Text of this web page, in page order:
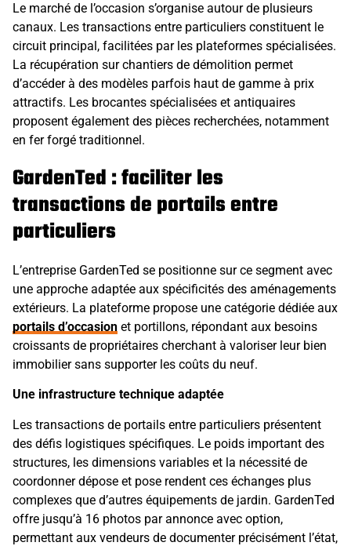
Le marché de l’occasion s’organise autour de plusieurs
canaux. Les transactions entre particuliers constituent le
circuit principal, facilitées par les plateformes spécialisées.
La récupération sur chantiers de démolition permet
d’accéder à des modèles parfois haut de gamme à prix
attractifs. Les brocantes spécialisées et antiquaires
proposent également des pièces recherchées, notamment
en fer forgé traditionnel.
GardenTed : faciliter les
transactions de portails entre
particuliers
L’entreprise GardenTed se positionne sur ce segment avec
une approche adaptée aux spécificités des aménagements
extérieurs. La plateforme propose une catégorie dédiée aux
portails d’occasion et portillons, répondant aux besoins
croissants de propriétaires cherchant à valoriser leur bien
immobilier sans supporter les coûts du neuf.
Une infrastructure technique adaptée
Les transactions de portails entre particuliers présentent
des défis logistiques spécifiques. Le poids important des
structures, les dimensions variables et la nécessité de
coordonner dépose et pose rendent ces échanges plus
complexes que d’autres équipements de jardin. GardenTed
offre jusqu’à 16 photos par annonce avec option,
permettant aux vendeurs de documenter précisément l’état,